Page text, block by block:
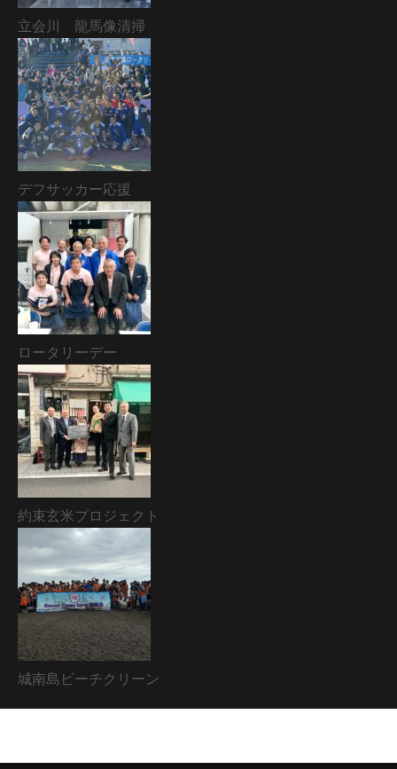
立会川 龍馬像清掃
デフサッカー応援
ロータリーデー
約束玄米プロジェクト
城南島ビーチクリーン